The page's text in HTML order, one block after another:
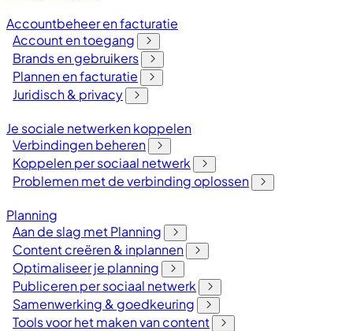
Accountbeheer en facturatie
Account en toegang
Brands en gebruikers
Plannen en facturatie
Juridisch & privacy
Je sociale netwerken koppelen
Verbindingen beheren
Koppelen per sociaal netwerk
Problemen met de verbinding oplossen
Planning
Aan de slag met Planning
Content creëren & inplannen
Optimaliseer je planning
Publiceren per sociaal netwerk
Samenwerking & goedkeuring
Tools voor het maken van content